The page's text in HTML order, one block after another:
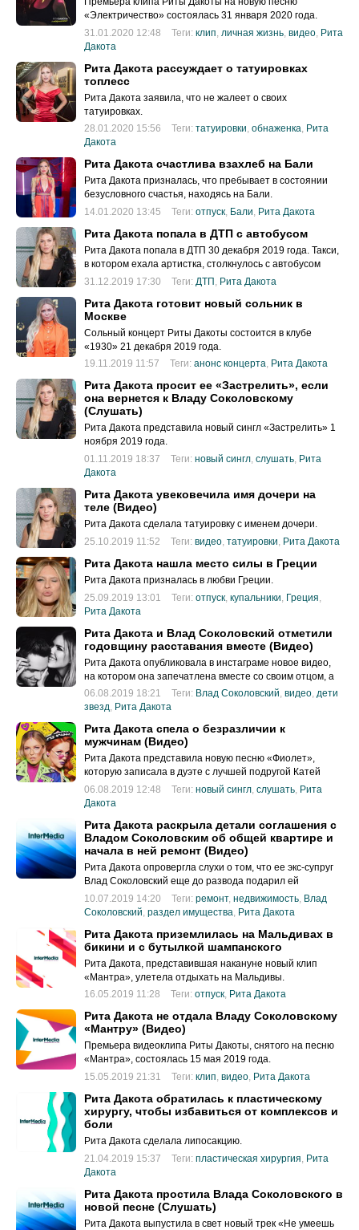
«Электричество» состоялась 31 января 2020 года.
31.01.2020 12:48
Теги: клип, личная жизнь, видео, Рита
Дакота
Рита Дакота рассуждает о татуировках
топлесс
Рита Дакота заявила, что не жалеет о своих
татуировках.
28.01.2020 15:56
Теги: татуировки, обнаженка, Рита
Дакота
Рита Дакота счастлива взахлеб на Бали
Рита Дакота призналась, что пребывает в состоянии
безусловного счастья, находясь на Бали.
14.01.2020 13:45
Теги: отпуск, Бали, Рита Дакота
Рита Дакота попала в ДТП с автобусом
Рита Дакота попала в ДТП 30 декабря 2019 года. Такси,
в котором ехала артистка, столкнулось с автобусом
31.12.2019 17:30
Теги: ДТП Рита Дакота
Рита Дакота готовит новый сольник в
Москве
Сольный концерт Риты Дакоты состоится в клубе
«1930» 21 декабря 2019 года.
19.11.2019 11:57
Теги: анонс концерта, Рита Дакота
Рита Дакота просит ее «Застрелить», если
она вернется к Владу Соколовскому
(Слушать)
Рита Дакота представила новый сингл «Застрелить» 1
ноября 2019 года.
01.11.2019 18:37
Теги: новый сингл, слушать, Рита
Дакота
Рита Дакота увековечила имя дочери на
теле (Видео)
Рита Дакота сделала татуировку с именем дочери.
25.10.2019 11:52
Теги: видео, татуировки, Рита Дакота
Рита Дакота нашла место силы в Греции
Рита Дакота призналась в любви Греции.
25.09.2019 13:01
Теги: отпуск, купальники, Греция,
Рита Дакота
Рита Дакота и Влад Соколовский отметили
годовщину расставания вместе (Видео)
Рита Дакота опубликовала в инстаграме новое видео,
на котором она запечатлена вместе со своим отцом, а
также экс-возлюбленным Владом Соколовским и их
общей дочерью Мией.
06.08.2019 18:21 Теги: Влад Соколовский, видео, дети
звезд, Рита Дакота
Рита Дакота спела о безразличии к
мужчинам (Видео)
Рита Дакота представила новую песню «Фиолет»,
которую записала в дуэте с лучшей подругой Катей
Ковской
06.08.2019 12:48 Теги: новый сингл, слушать, Рита
Дакота
Рита Дакота раскрыла детали соглашения с
Владом Соколовским об общей квартире и
начала в ней ремонт (Видео)
Рита Дакота опровергла слухи о том, что ее экс-супруг
Влад Соколовский еще до развода подарил ей
«шикарную пятикомнатную квартиру в центре Москвы».
10.07.2019 14:20 Теги: ремонт, недвижимость Влад
Соколовский раздел имущества Рита Дакота
Рита Дакота приземлилась на Мальдивах в
бикини и с бутылкой шампанского
Рита Дакота, представившая накануне новый клип
«Мантра», улетела отдыхать на Мальдивы.
16.05.2019 11:28
Теги: отпуск, Рита Дакота
Рита Дакота не отдала Владу Соколовскому
«Мантру» (Видео)
Премьера видеоклипа Риты Дакоты, снятого на песню
«Мантра», состоялась 15 мая 2019 года.
15.05.2019 21:31
Теги: клип, видео, Рита Дакота
Рита Дакота обратилась к пластическому
хирургу, чтобы избавиться от комплексов и
боли
Рита Дакота сделала липосакцию.
21.04.2019 15:37
Теги: пластическая хирургия, Рита
Дакота
Рита Дакота простила Влада Соколовского в
новой песне (Слушать)
Рита Дакота выпустила в свет новый трек «Не умеешь